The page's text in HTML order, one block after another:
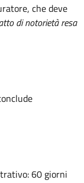
che deve
di notorietà resa
60 giorni